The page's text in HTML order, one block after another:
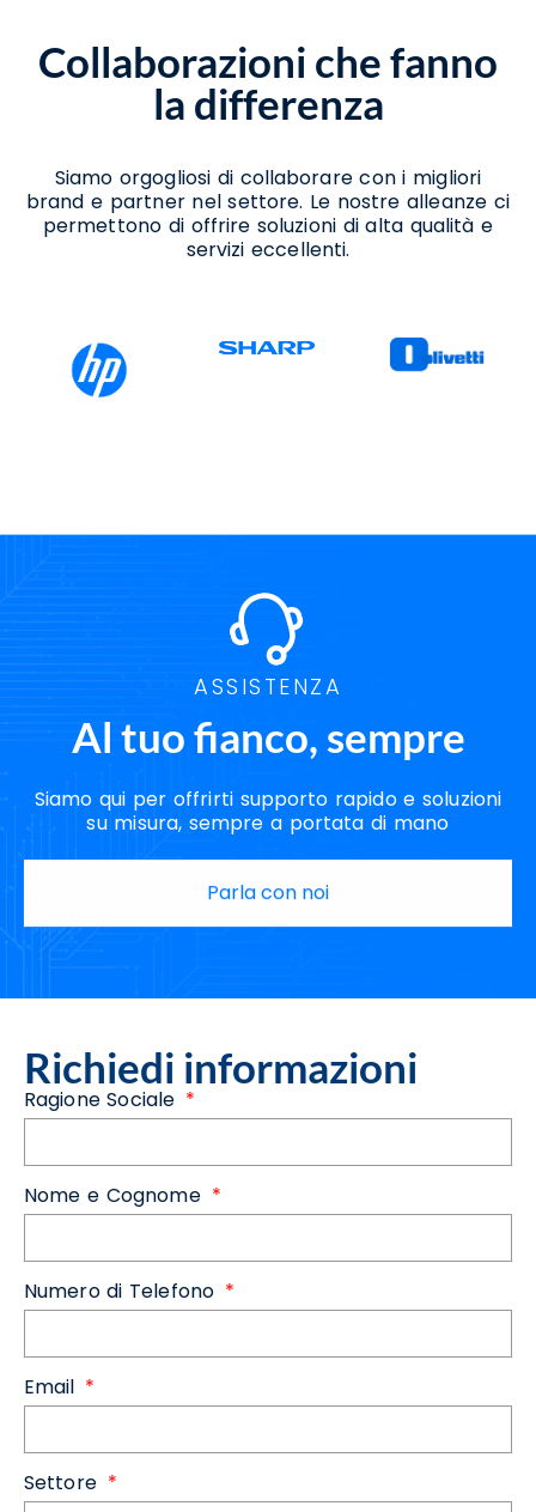
Noleggio Stampanti Termiche Sant'angelo
A Cupolo
Vendita Stampanti Sant'angelo A Cupolo
Vendita Stampanti Termiche Sant'angelo A
Collaborazioni che fanno
la differenza
Siamo orgogliosi di collaborare con i migliori
brand e partner nel settore. Le nostre alleanze ci
permettono di offrire soluzioni di alta qualità e
servizi eccellenti.
ASSISTENZA
Al tuo fianco, sempre
Siamo qui per offrirti supporto rapido e soluzioni
su misura, sempre a portata di mano
Parla con noi
Richiedi informazioni
Ragione Sociale
Nome e Cognome
Numero di Telefono
Email
Settore